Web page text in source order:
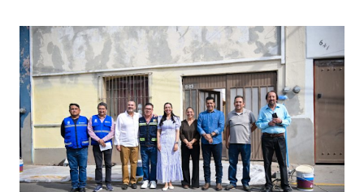
conoces ni la mitad de lo que deberías saber. Pero incluso
quienes ya han tenido relaciones sexuales no son expertos
o expertas en el tema. Siempre hay algo nuevo que
aprender y nuevas experiencias que conocer. Si eres una
chica y aún no has tenido relaciones sexuales, tal vez
pienses que el sexo será increíble y no puedas esperar para
experimentarlo, pero como cualquier persona con